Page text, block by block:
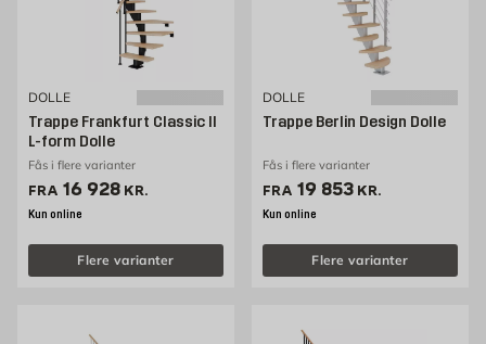
DOLLE
Trappe Frankfurt Classic II
L-form Dolle
Fås i flere varianter
FRA Pris 16928 kr. /stk
16 928 KR.
Kun online
Flere varianter
DOLLE
Trappe Berlin Design Dolle
Fås i flere varianter
FRA Pris 19853 kr. /stk
19 853 KR.
Kun online
Flere varianter